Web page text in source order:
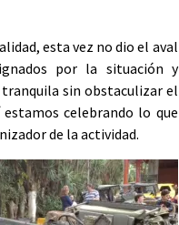
esta vez no dio el aval
por la situación y
sin obstaculizar el
celebrando lo que
de la actividad.